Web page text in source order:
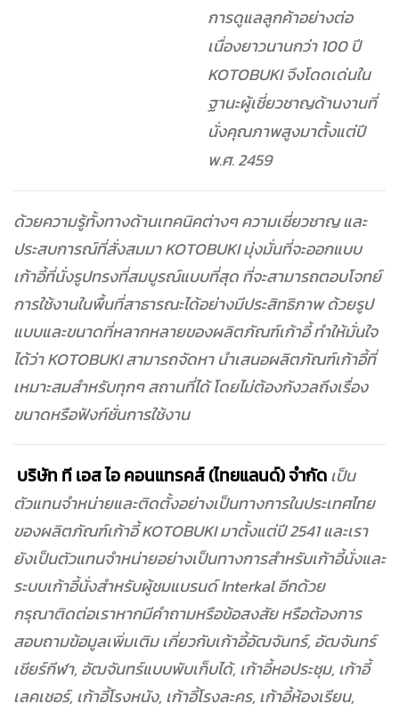
การดูแลลูกค้าอย่างต่อ
เนื่องยาวนานกว่า 100 ปี
KOTOBUKI จึงโดดเด่นใน
ฐานะผู้เชี่ยวชาญด้านงานที่
นั่งคุณภาพสูงมาตั้งแต่ปี
พ.ศ. 2459
ด้วยความรู้ทั้งทางด้านเทคนิคต่างๆ ความเชี่ยวชาญ และ
ประสบการณ์ที่สั่งสมมา KOTOBUKI มุ่งมั่นที่จะออกแบบ
เก้าอี้ที่นั่งรูปทรงที่สมบูรณ์แบบที่สุด ที่จะสามารถตอบโจทย์
การใช้งานในพื้นที่สาธารณะได้อย่างมีประสิทธิภาพ ด้วยรูป
แบบและขนาดที่หลากหลายของผลิตภัณฑ์เก้าอี้ ทำให้มั่นใจ
ได้ว่า KOTOBUKI สามารถจัดหา นำเสนอผลิตภัณฑ์เก้าอี้ที่
เหมาะสมสำหรับทุกๆ สถานที่ได้ โดยไม่ต้องกังวลถึงเรื่อง
ขนาดหรือฟังก์ชั่นการใช้งาน
บริษัท ที เอส ไอ คอนแทรคส์ (ไทยแลนด์) จำกัดเป็น
ตัวแทนจำหน่ายและติดตั้งอย่างเป็นทางการในประเทศไทย
ของผลิตภัณฑ์เก้าอี้ KOTOBUKI มาตั้งแต่ปี 2541 และเรา
ยังเป็นตัวแทนจำหน่ายอย่างเป็นทางการสำหรับเก้าอี้นั่งและ
ระบบเก้าอี้นั่งสำหรับผู้ชมแบรนด์ Interkal อีกด้วย
กรุณาติดต่อเราหากมีคำถามหรือข้อสงสัย หรือต้องการ
สอบถามข้อมูลเพิ่มเติม เกี่ยวกับเก้าอี้อัฒจันทร์, อัฒจันทร์
เชียร์กีฬา, อัฒจันทร์แบบพับเก็บได้, เก้าอี้หอประชุม, เก้าอี้
เลคเชอร์, เก้าอี้โรงหนัง, เก้าอี้โรงละคร, เก้าอี้ห้องเรียน,